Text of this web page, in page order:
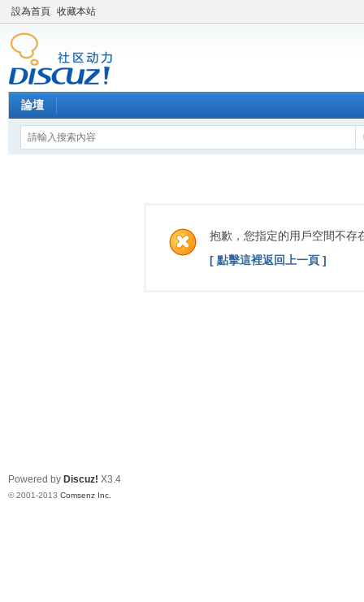
設為首頁 收藏本站
論壇
抱歉，您指定的用戶空間不存
[ 點擊這裡返回上一頁 ]
Powered by Discuz! X3.4
© 2001-2013 Comsenz Inc.